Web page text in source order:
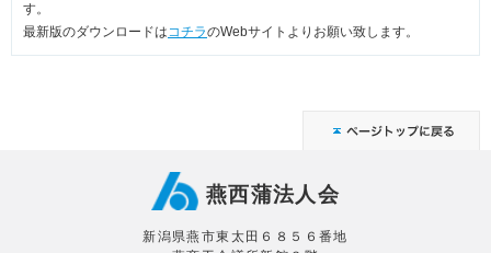
す。
最新版のダウンロードはコチラのWebサイトよりお願い致します。
燕西蒲法人会
新潟県燕市東太田６８５６番地